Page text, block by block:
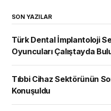
SON YAZILAR
Türk Dental İmplantoloji
Oyuncuları Çalıştayda
Tıbbi Cihaz Sektörünün
Konuşuldu